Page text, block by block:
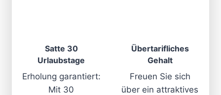
Satte 30
Urlaubstage
Erholung garantiert:
Mit 30
Übertarifliches
Gehalt
Freuen Sie sich
über ein attraktives